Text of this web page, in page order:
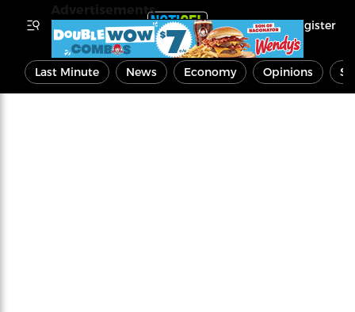
Register
Last Minute News Economy Opinions
Advertisements